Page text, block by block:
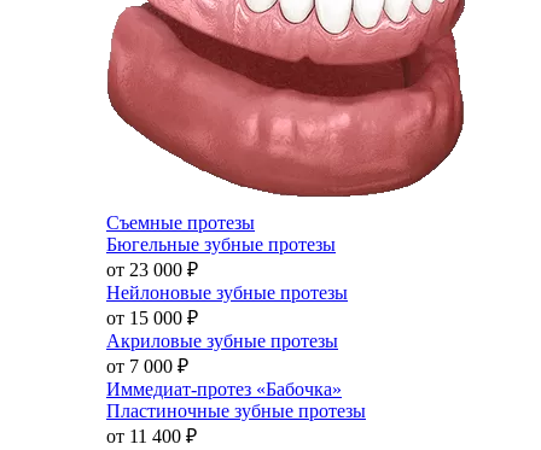
Съемные протезы
Бюгельные зубные протезы
от 23 000 ₽
Нейлоновые зубные протезы
от 15 000 ₽
Акриловые зубные протезы
от 7 000 ₽
Иммедиат-протез «Бабочка»
Пластиночные зубные протезы
от 11 400 ₽